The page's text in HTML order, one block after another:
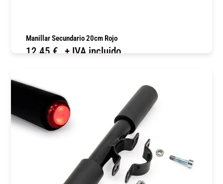
Manillar Secundario 20cm Rojo
12,45 € + IVA incluido